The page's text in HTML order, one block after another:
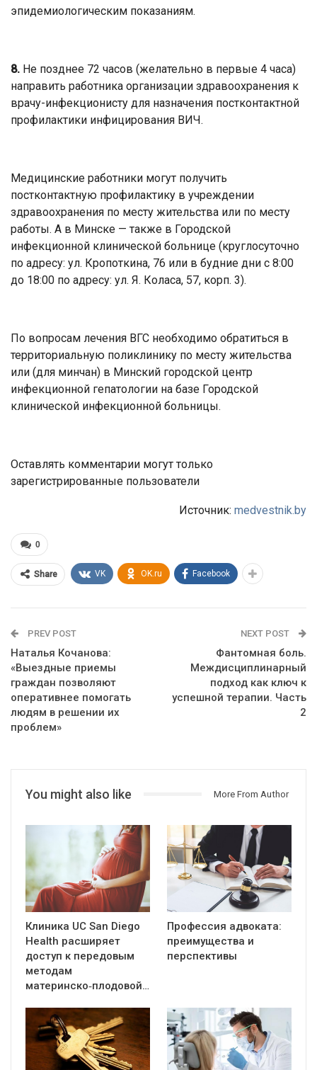
эпидемиологическим показаниям.
8. Не позднее 72 часов (желательно в первые 4 часа)
направить работника организации здравоохранения к
врачу-инфекционисту для назначения постконтактной
профилактики инфицирования ВИЧ.
Медицинские работники могут получить
постконтактную профилактику в учреждении
здравоохранения по месту жительства или по месту
работы. А в Минске — также в Городской
инфекционной клинической больнице (круглосуточно
по адресу: ул. Кропоткина, 76 или в будние дни с 8:00
до 18:00 по адресу: ул. Я. Коласа, 57, корп. 3).
По вопросам лечения ВГС необходимо обратиться в
территориальную поликлинику по месту жительства
или (для минчан) в Минский городской центр
инфекционной гепатологии на базе Городской
клинической инфекционной больницы.
Оставлять комментарии могут только
зарегистрированные пользователи
Источник: medvestnik.by
0
Share VK OK.ru Facebook
PREV POST
Наталья Кочанова:
«Выездные приемы
граждан позволяют
оперативнее помогать
людям в решении их
проблем»
NEXT POST
Фантомная боль.
Междисциплинарный
подход как ключ к
успешной терапии. Часть
2
You might also like More From Author
Клиника UC San Diego
Health расширяет
доступ к передовым
методам
материнско‑плодовой…
Профессия адвоката:
преимущества и
перспективы